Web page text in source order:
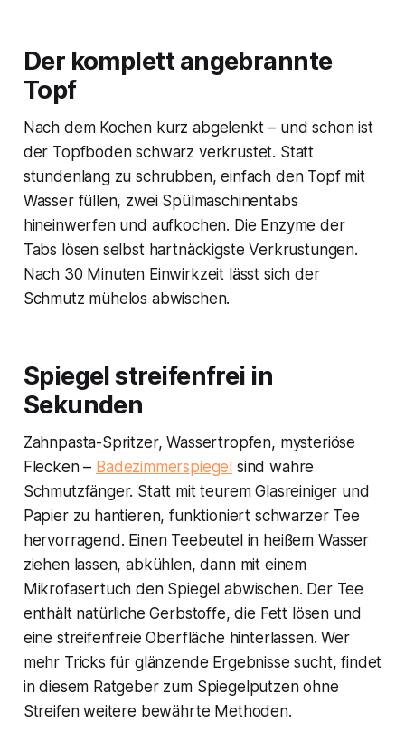
Der komplett angebrannte
Topf
Nach dem Kochen kurz abgelenkt – und schon ist
der Topfboden schwarz verkrustet. Statt
stundenlang zu schrubben, einfach den Topf mit
Wasser füllen, zwei Spülmaschinentabs
hineinwerfen und aufkochen. Die Enzyme der
Tabs lösen selbst hartnäckigste Verkrustungen.
Nach 30 Minuten Einwirkzeit lässt sich der
Schmutz mühelos abwischen.
Spiegel streifenfrei in
Sekunden
Zahnpasta-Spritzer, Wassertropfen, mysteriöse
Flecken – Badezimmerspiegel sind wahre
Schmutzfänger. Statt mit teurem Glasreiniger und
Papier zu hantieren, funktioniert schwarzer Tee
hervorragend. Einen Teebeutel in heißem Wasser
ziehen lassen, abkühlen, dann mit einem
Mikrofasertuch den Spiegel abwischen. Der Tee
enthält natürliche Gerbstoffe, die Fett lösen und
eine streifenfreie Oberfläche hinterlassen. Wer
mehr Tricks für glänzende Ergebnisse sucht, findet
in diesem Ratgeber zum Spiegelputzen ohne
Streifen weitere bewährte Methoden.